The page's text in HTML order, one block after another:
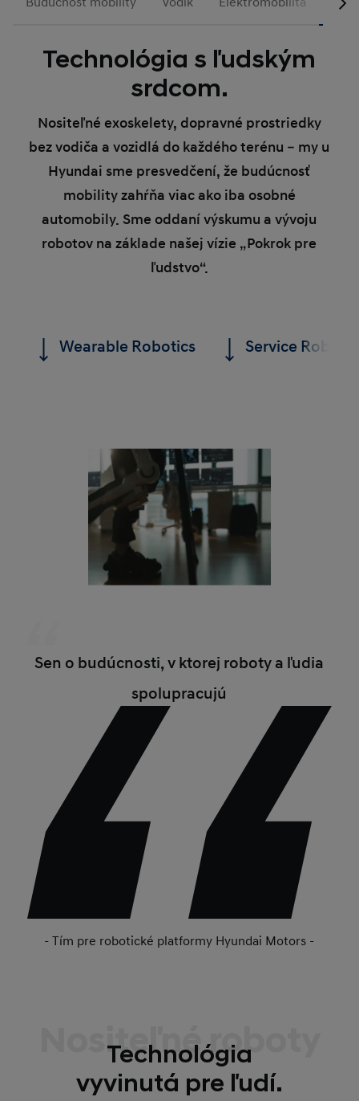
Technológia s ľudským
srdcom.
Nositeľné exoskelety, dopravné prostriedky
bez vodiča a vozidlá do každého terénu – my u
Hyundai sme presvedčení, že budúcnosť
mobility zahŕňa viac ako iba osobné
automobily. Sme oddaní výskumu a vývoju
robotov na základe našej vízie „Pokrok pre
ľudstvo“.
Wearable Robotics Service
Sen o budúcnosti, v ktorej roboty a ľudia
spolupracujú
- Tím pre robotické platformy Hyundai Motors -
Nositeľné roboty
Technológia
vyvinutá pre ľudí.